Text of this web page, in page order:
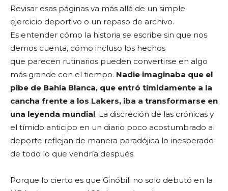
Revisar esas páginas va más allá de un simple
ejercicio deportivo o un repaso de archivo.
Es entender cómo la historia se escribe sin que nos
demos cuenta, cómo incluso los hechos
que parecen rutinarios pueden convertirse en algo
más grande con el tiempo. Nadie imaginaba que el
pibe de Bahía Blanca, que entró tímidamente a la
cancha frente a los Lakers, iba a transformarse en
una leyenda mundial. La discreción de las crónicas y
el tímido anticipo en un diario poco acostumbrado al
deporte reflejan de manera paradójica lo inesperado
de todo lo que vendría después.
Porque lo cierto es que Ginóbili no solo debutó en la